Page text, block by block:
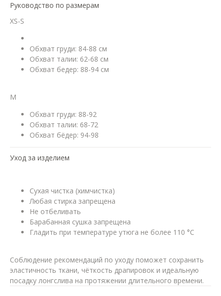
Руководство по размерам
XS-S
Обхват груди: 84-88 см
Обхват талии: 62-68 см
Обхват бедер: 88-94 см
M
Обхват груди: 88-92
Обхват талии: 68-72
Обхват бёдер: 94-98
Уход за изделием
Сухая чистка (химчистка)
Любая стирка запрещена
Не отбеливать
Барабанная сушка запрещена
Гладить при температуре утюга не более 110 °C
Соблюдение рекомендаций по уходу поможет сохранить
эластичность ткани, чёткость драпировок и идеальную
посадку лонгслива на протяжении длительного времени.